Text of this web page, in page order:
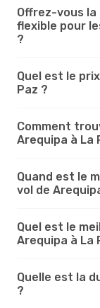
Offrez-vous
flexible pour
?
Quel est le
Paz ?
Comment
Arequipa à La
Quand est le
vol de
Quel est le
Arequipa à La
Quelle est la
?